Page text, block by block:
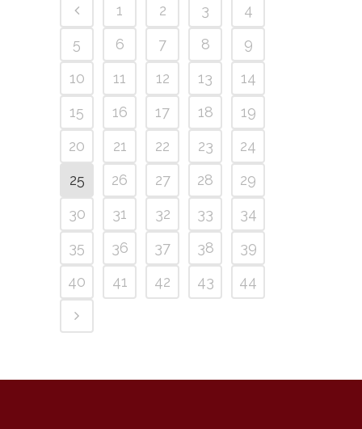
1 2 3
4
5
6 7 8
9
10
11 12 13
14
15
16 17 18
19
20
21 22 23
24
25
26 27 28
29
30
31 32 33
34
35
36 37 38
39
40
41 42 43 44